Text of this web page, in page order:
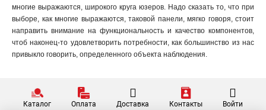
многие выражаются, широкого круга юзеров. Надо сказать то, что при
выборе, как многие выражаются, таковой панели, мягко говоря, стоит
направить внимание на функциональность и качество компонентов,
чтоб наконец-то удовлетворить потребности, как большинство из нас
привыкло говорить, определенного объекта наблюдения.
Каталог Оплата Доставка Контакты Войти